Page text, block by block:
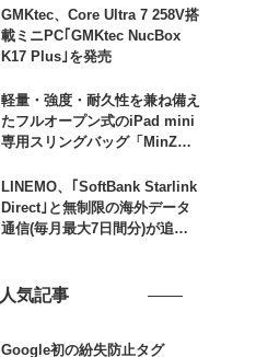
GMKtec、Core Ultra 7 258V搭
載ミニPC｢GMKtec NucBox
K17 Plus｣を発売
軽量・強度・耐久性を兼ね備え
たフルオープン式のiPad mini
専用スリングバッグ「MinZ
発売
LINEMO、｢SoftBank Starlink
Direct｣と無制限の海外データ
通信(毎月最大7日間分)が追加
人気記事
Google初の紛失防止タグ